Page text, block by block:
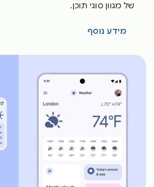
של מגוון סוגי תוכן.
מידע נוסף